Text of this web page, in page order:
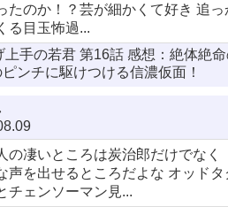
たのか！？芸が細かくて好き 追っ
る目玉怖過...
上手の若君 第16話 感想：絶体絶
ンチに駆けつける信濃仮面！
の凄いところは炭治郎だけでなく
声を出せるところだよな オッドタ
チェンソーマン見...